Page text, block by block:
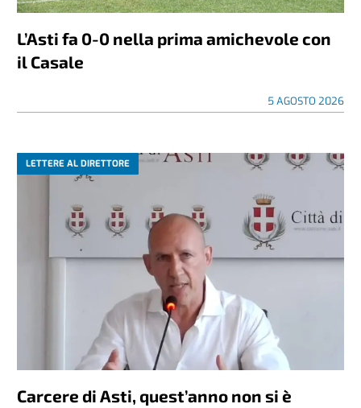
L’Asti fa 0-0 nella prima amichevole con
il Casale
5 AGOSTO 2026
LETTERE AL DIRETTORE
Carcere di Asti, quest’anno non si è